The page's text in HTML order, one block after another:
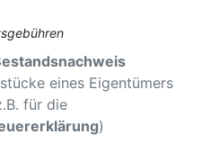
eines Eigentümers
für die
)